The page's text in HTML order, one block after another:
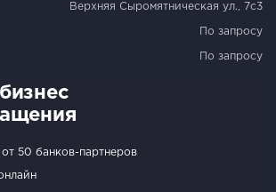
Верхняя Сыромятническая ул., 7с3
По запросу
По запросу
50 банков-партнеров